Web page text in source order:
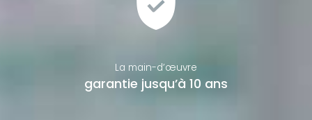
La main-d’œuvre
garantie jusqu’à 10 ans